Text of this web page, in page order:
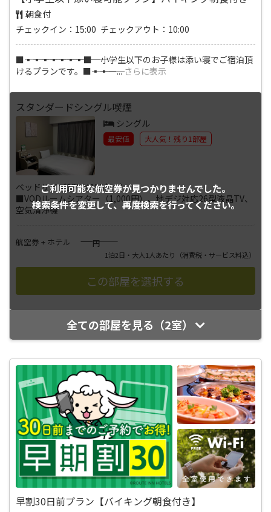
朝食付
チェックイン：15:00 チェックアウト：10:00
■―――▪―――▪―――▪―――▪―――▪―――▪―――▪―――■ 小学生以下のお子様は添い寝でご宿泊頂
けるプランです。■―――▪―――▪―...さらに表示
ご利用可能な航空券が見つかりませんでした。
検索条件を変更して、再度検索を行ってください。
スタンダードシングル喫煙
シングル
最安値 大人気！残り1部屋
ベッドサイズ130×195(cm)
■VODルームシアター（1,000円）、地デジ対応26型液晶TV、
空気清浄機
航空券 + ホテル ――――円
1泊2日・大人1人あたり （消費税・サービス料込）
全ての部屋を見る（2室）
早割30日前プラン【バイキング朝食付き】